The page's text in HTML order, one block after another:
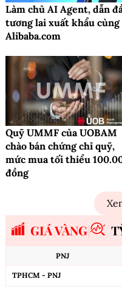
Làm chủ AI Agent, dẫn
tương lai xuất khẩu cùng
Alibaba.com
Quỹ UMMF của UOBAM
chào bán chứng chỉ quỹ,
mức mua tối thiểu
đồng
GIÁ VÀNG
PNJ
TPHCM - PNJ